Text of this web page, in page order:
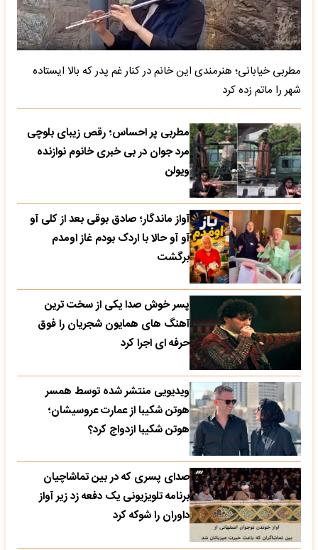
مطربی خیابانی؛ هنرمندی این خانم در کنار غم پدر که بالا ایستاده
شهر را ماتم زده کرد
مطربی پر احساس؛ رقص زیبای بلوچی
مرد جوان در بی خبری خانوم نوازنده
ویولن
آواز ماندگار؛ صادق بوقی بعد از کلی آو
آو آو حالا با اردک بودم غاز اومدم
برگشت
پسر خوش صدا یکی از سخت ترین
آهنگ های همایون شجریان را فوق
حرفه ای اجرا کرد
ویدیویی منتشر شده توسط همسر
هوتن شکیبا از عمارت عروسیشان؛
هوتن شکیبا ازدواج کرد؟
صدای پسری که در بین تماشاچیان
برنامه تلویزیونی یک دفعه زد زیر آواز
داوران را شوکه کرد